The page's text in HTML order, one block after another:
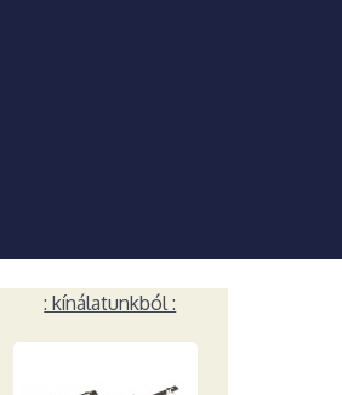
: kínálatunkból :